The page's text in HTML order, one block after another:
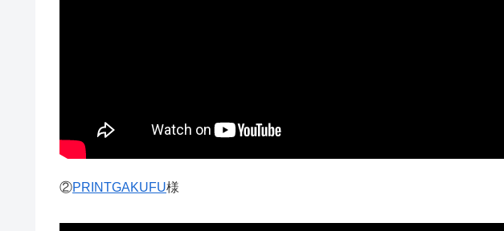
②PRINTGAKUFU様